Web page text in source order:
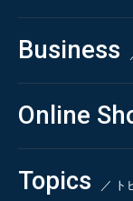
私たちの強み
会社概要・沿革
CSR
Business
コンサルティング
依頼・受託調査
- 市場調査
- 競合調査
- アンケート
Online
Beauty &
Health & Food
Topics ／ ト